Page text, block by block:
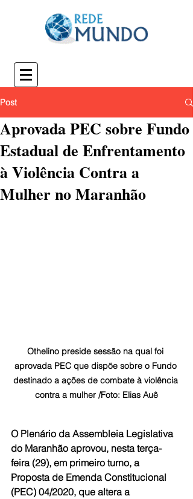
Post
Aprovada PEC sobre Fundo
Estadual de Enfrentamento
à Violência Contra a
Mulher no Maranhão
Othelino preside sessão na qual foi
aprovada PEC que dispõe sobre o Fundo
destinado a ações de combate à violência
contra a mulher /Foto: Elias Auê
O Plenário da Assembleia Legislativa
do Maranhão aprovou, nesta terça-
feira (29), em primeiro turno, a
Proposta de Emenda Constitucional
(PEC) 04/2020, que altera a